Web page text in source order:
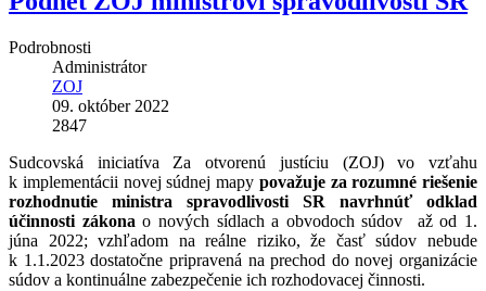
Podrobnosti
Administrátor
ZOJ
09. október 2022
2847
Sudcovská iniciatíva Za otvorenú justíciu (ZOJ) vo vzťahu
k implementácii novej súdnej mapy považuje za rozumné riešenie
rozhodnutie ministra spravodlivosti SR navrhnúť odklad
účinnosti zákona o nových sídlach a obvodoch súdov až od 1.
júna 2022; vzhľadom na reálne riziko, že časť súdov nebude
k 1.1.2023 dostatočne pripravená na prechod do novej organizácie
súdov a kontinuálne zabezpečenie ich rozhodovacej činnosti.